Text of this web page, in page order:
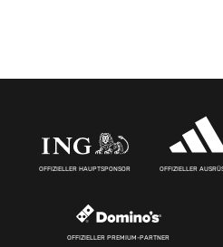
OFFIZIELLER HAUPTSPONSOR OFFIZIELLER
OFFIZIELLER PREMIUM-PARTNER